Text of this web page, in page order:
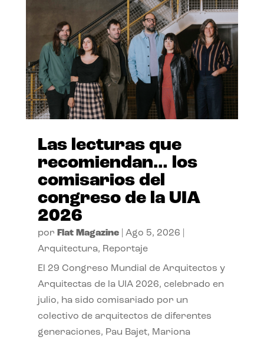
Las lecturas que
recomiendan… los
comisarios del
congreso de la UIA
2026
por Flat Magazine| Ago 5, 2026
Arquitectura, Reportaje
El 29 Congreso Mundial de Arquitectos y
Arquitectas de la UIA 2026, celebrado en
julio, ha sido comisariado por un
colectivo de arquitectos de diferentes
generaciones, Pau Bajet, Mariona